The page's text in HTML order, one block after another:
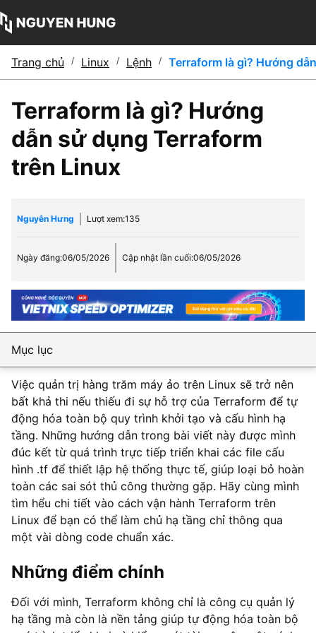
Trang chủ / Linux / Lệnh / Terraform là gì? Hướng
Terraform là gì? Hướng
dẫn sử dụng Terraform
trên Linux
Nguyễn Hưng Lượt xem:135
Ngày đăng:06/05/2026 Cập nhật lần cuối:06/05/2026
Mục lục
Việc quản trị hàng trăm máy ảo trên Linux sẽ trở nên
bất khả thi nếu thiếu đi sự hỗ trợ của Terraform để tự
động hóa toàn bộ quy trình khởi tạo và cấu hình hạ
tầng. Những hướng dẫn trong bài viết này được mình
đúc kết từ quá trình trực tiếp triển khai các file cấu
hình .tf để thiết lập hệ thống thực tế, giúp loại bỏ hoàn
toàn các sai sót thủ công thường gặp. Hãy cùng mình
tìm hểu chi tiết vào cách vận hành Terraform trên
Linux để bạn có thể làm chủ hạ tầng chỉ thông qua
một vài dòng code chuẩn xác.
Những điểm chính
Đối với mình, Terraform không chỉ là công cụ quản lý
hạ tầng mà còn là nền tảng giúp tự động hóa toàn bộ